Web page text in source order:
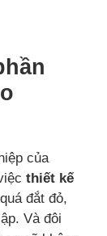
của
thiết kế
đắt đỏ,
Và đôi